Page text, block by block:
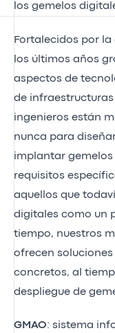
los gemelos
Fortalecidos por
los últimos años
aspectos de
de
ingenieros están
nunca para
implantar
requisitos
aquellos que
digitales como un
tiempo, nuestros
ofrecen
concretos, al
despliegue de
GMAO: sistema